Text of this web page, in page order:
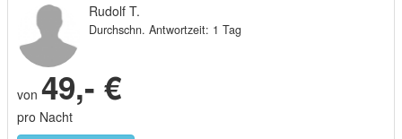
Rudolf T.
Durchschn. Antwortzeit: 1 Tag
von 49,- €
pro Nacht